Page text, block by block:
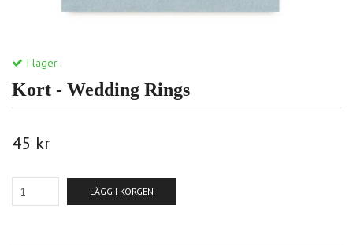
I lager.
Kort - Wedding Rings
45 kr
LÄGG I KORGEN